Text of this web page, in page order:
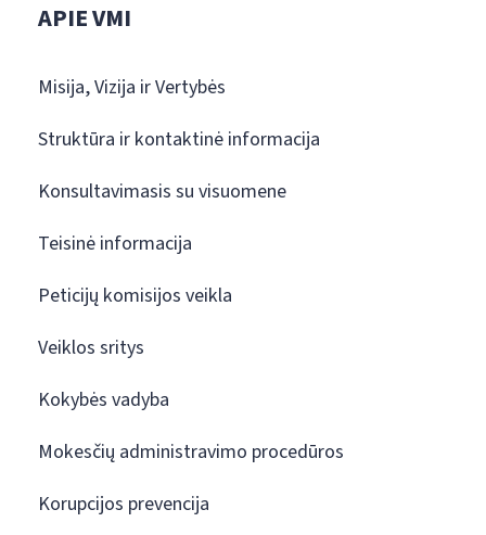
APIE VMI
Misija, Vizija ir Vertybės
Struktūra ir kontaktinė informacija
Konsultavimasis su visuomene
Teisinė informacija
Peticijų komisijos veikla
Veiklos sritys
Kokybės vadyba
Mokesčių administravimo procedūros
Korupcijos prevencija